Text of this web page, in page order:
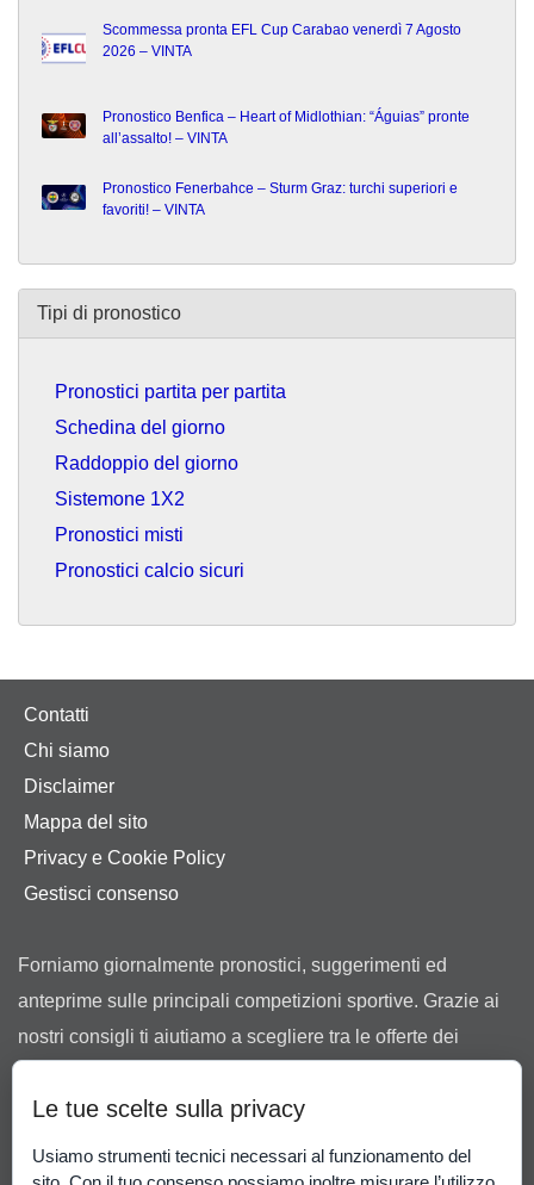
Scommessa pronta EFL Cup Carabao venerdì 7 Agosto
2026 – VINTA
Pronostico Benfica – Heart of Midlothian: “Águias” pronte
all’assalto! – VINTA
Pronostico Fenerbahce – Sturm Graz: turchi superiori e
favoriti! – VINTA
Tipi di pronostico
Pronostici partita per partita
Schedina del giorno
Raddoppio del giorno
Sistemone 1X2
Pronostici misti
Pronostici calcio sicuri
Contatti
Chi siamo
Disclaimer
Mappa del sito
Privacy e Cookie Policy
Gestisci consenso
Forniamo giornalmente pronostici, suggerimenti ed
anteprime sulle principali competizioni sportive. Grazie ai
nostri consigli ti aiutiamo a scegliere tra le offerte dei
operare in Italia rilasciata dall’Agenzia delle Dogane e dei
Il gioco può causare dipendenza patologica. Il gioco è
Le tue scelte sulla privacy
Usiamo strumenti tecnici necessari al funzionamento del